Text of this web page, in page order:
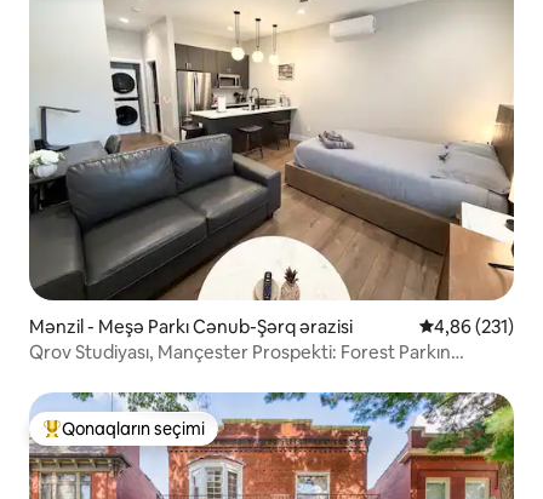
Mənzil - Meşə Parkı Cənub-Şərq ərazisi Ortalama
4,86 (231)
Qrov Studiyası, Mançester Prospekti: Forest Parkın
Populyar "Qonaqların seçimi"
Qonaqların seçimi